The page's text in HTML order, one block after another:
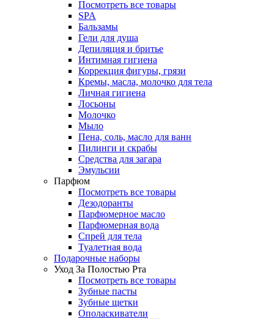
Посмотреть все товары
SPA
Бальзамы
Гели для душа
Депиляция и бритье
Интимная гигиена
Коррекция фигуры, грязи
Кремы, масла, молочко для тела
Личная гигиена
Лосьоны
Молочко
Мыло
Пена, соль, масло для ванн
Пилинги и скрабы
Средства для загара
Эмульсии
Парфюм
Посмотреть все товары
Дезодоранты
Парфюмерное масло
Парфюмерная вода
Спрей для тела
Туалетная вода
Подарочные наборы
Уход За Полостью Рта
Посмотреть все товары
Зубные пасты
Зубные щетки
Ополаскиватели